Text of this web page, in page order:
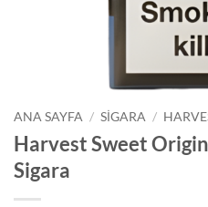
ANA SAYFA / SIGARA /
Harvest Sweet
Sigara